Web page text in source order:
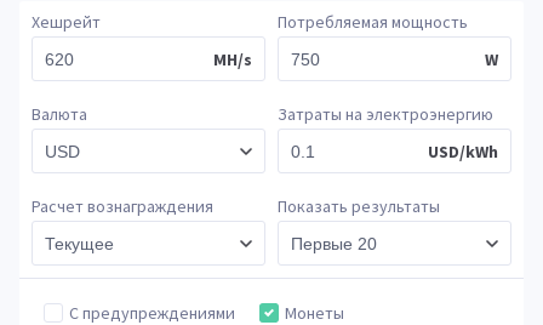
Хешрейт
MH/s
Потребляемая мощность
W
Валюта
Затраты на электроэнергию
USD/kWh
Расчет вознаграждения Показать результаты
С предупреждениями
Монеты